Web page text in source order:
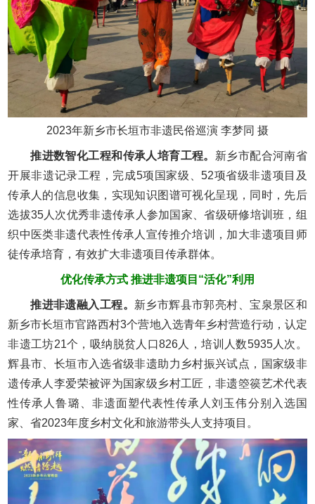
2023年新乡市长垣市非遗民俗巡演 李梦同 摄
推进数智化工程和传承人培育工程。 新乡市配合河南省
开展非遗记录工程，完成5项国家级、52项省级非遗项目及
传承人的信息收集，实现知识图谱可视化呈现，同时，先后
选拔35人次优秀非遗传承人参加国家、省级研修培训班，组
织中医类非遗代表性传承人宣传推介培训，加大非遗项目师
徒传承培育，有效扩大非遗项目传承群体。
优化传承方式 推进非遗项目“活化”利用
推进非遗融入工程。 新乡市辉县市郭亮村、宝泉景区和
新乡市长垣市官路西村3个营地入选青年乡村营造行动，认定
非遗工坊21个，吸纳脱贫人口826人，培训人数5935人次。
辉县市、长垣市入选省级非遗助力乡村振兴试点，国家级非
遗传承人李爱荣被评为国家级乡村工匠，非遗箜篌艺术代表
性传承人鲁璐、非遗面塑代表性传承人刘玉伟分别入选国
家、省2023年度乡村文化和旅游带头人支持项目。